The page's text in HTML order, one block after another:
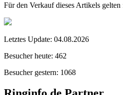
Für den Verkauf dieses Artikels gelten
Letztes Update: 04.08.2026
Besucher heute: 462
Besucher gestern: 1068